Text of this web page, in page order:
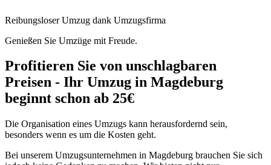
Reibungsloser Umzug dank Umzugsfirma
Genießen Sie Umzüge mit Freude.
Profitieren Sie von unschlagbaren
Preisen - Ihr Umzug in Magdeburg
beginnt schon ab 25€
Die Organisation eines Umzugs kann herausfordernd sein,
besonders wenn es um die Kosten geht.
Bei unserem Umzugsunternehmen in Magdeburg brauchen Sie sich